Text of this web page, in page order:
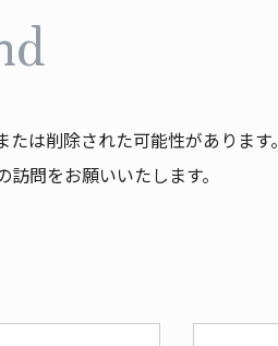
は削除された可能性があります。
問をお願いいたします。